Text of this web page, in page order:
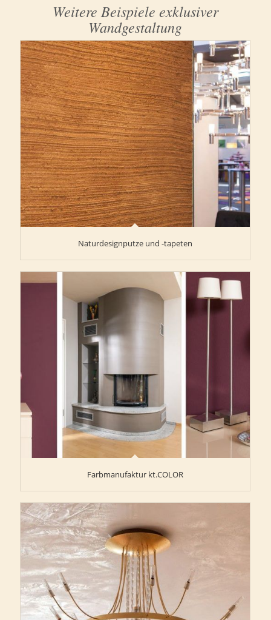
Weitere Beispiele exklusiver
Wandgestaltung
Naturdesignputze und -tapeten
Farbmanufaktur kt.COLOR